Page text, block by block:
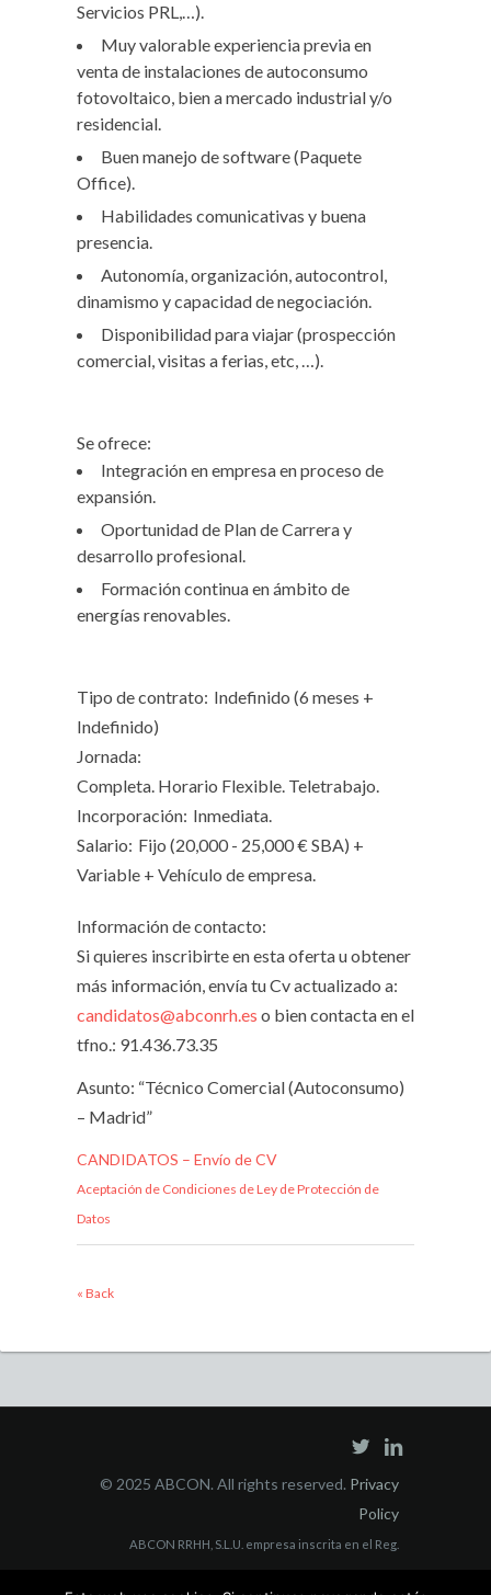
Servicios PRL,…).
Muy valorable experiencia previa en
venta de instalaciones de autoconsumo
fotovoltaico, bien a mercado industrial y/o
residencial.
Buen manejo de software (Paquete
Office).
Habilidades comunicativas y buena
presencia.
Autonomía, organización, autocontrol,
dinamismo y capacidad de negociación.
Disponibilidad para viajar (prospección
comercial, visitas a ferias, etc, …).
Se ofrece:
Integración en empresa en proceso de
expansión.
Oportunidad de Plan de Carrera y
desarrollo profesional.
Formación continua en ámbito de
energías renovables.
Tipo de contrato: Indefinido (6 meses +
Indefinido)
Jornada:
Completa. Horario Flexible. Teletrabajo.
Incorporación: Inmediata.
Salario: Fijo (20,000 - 25,000 € SBA) +
Variable + Vehículo de empresa.
Información de contacto:
Si quieres inscribirte en esta oferta u obtener
más información, envía tu Cv actualizado a:
candidatos@abconrh.es o bien contacta en el
tfno.: 91.436.73.35
Asunto: “Técnico Comercial (Autoconsumo)
– Madrid”
CANDIDATOS – Envío de CV
Aceptación de Condiciones de Ley de Protección de
Datos
« Back
© 2025 ABCON. All rights reserved. Privacy
Policy
ABCON RRHH, S.L.U. empresa inscrita en el Reg.